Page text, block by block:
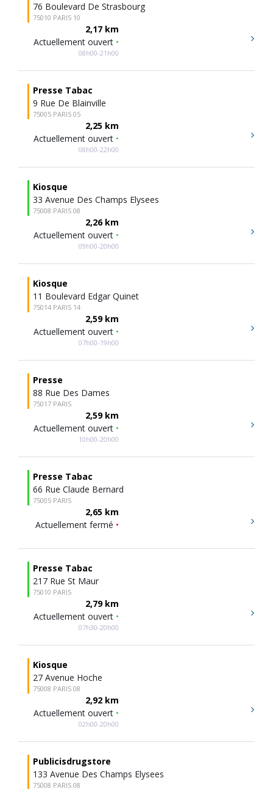
76 Boulevard De Strasbourg
75010 PARIS 10
2,17 km
Actuellement ouvert •
08h00-21h00
Presse Tabac
9 Rue De Blainville
75005 PARIS 05
2,25 km
Actuellement ouvert •
08h00-22h00
Kiosque
33 Avenue Des Champs Elysees
75008 PARIS 08
2,26 km
Actuellement ouvert •
09h00-20h00
Kiosque
11 Boulevard Edgar Quinet
75014 PARIS 14
2,59 km
Actuellement ouvert •
07h00-19h00
Presse
88 Rue Des Dames
75017 PARIS
2,59 km
Actuellement ouvert •
10h00-20h00
Presse Tabac
66 Rue Claude Bernard
75005 PARIS
2,65 km
Actuellement fermé •
Presse Tabac
217 Rue St Maur
75010 PARIS
2,79 km
Actuellement ouvert •
07h30-20h00
Kiosque
27 Avenue Hoche
75008 PARIS 08
2,92 km
Actuellement ouvert •
02h00-20h00
Publicisdrugstore
133 Avenue Des Champs Elysees
75008 PARIS 08